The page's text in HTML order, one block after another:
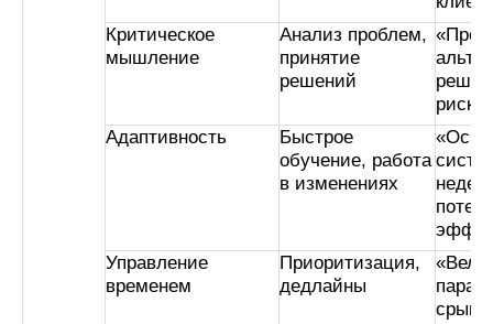
Критическое
мышление
Анализ проблем,
принятие
решений
риски
Адаптивность
Быстрое
обучение, работа
в изменениях
Управление
временем
Приоритизация,
дедлайны
«Вел